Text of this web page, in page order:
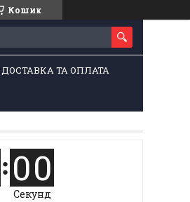
Кошик
ДОСТАВКА ТА ОПЛАТА
00
Секунд